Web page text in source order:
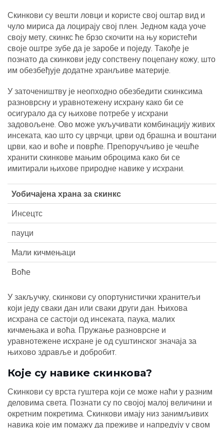
Скинкови су вешти ловци и користе свој оштар вид и
чуло мириса да лоцирају свој плен. Једном када уоче
своју мету, скинкс ће брзо скочити на њу користећи
своје оштре зубе да је заробе и поједу. Такође је
познато да скинкови једу сопствену поцепану кожу, што
им обезбеђује додатне хранљиве материје.
У заточеништву је неопходно обезбедити скинксима
разноврсну и уравнотежену исхрану како би се
осигурало да су њихове потребе у исхрани
задовољене. Ово може укључивати комбинацију живих
инсеката, као што су цврчци, црви од брашна и воштани
црви, као и воће и поврће. Препоручљиво је чешће
хранити скинкове мањим оброцима како би се
имитирали њихове природне навике у исхрани.
Уобичајена храна за скинкс
Инсецтс
пауци
Мали кичмењаци
Воће
У закључку, скинкови су опортунистички хранитељи
који једу сваки дан или сваки други дан. Њихова
исхрана се састоји од инсеката, паука, малих
кичмењака и воћа. Пружање разноврсне и
уравнотежене исхране је од суштинског значаја за
њихово здравље и добробит.
Које су навике скинкова?
Скинкови су врста гуштера који се може наћи у разним
деловима света. Познати су по својој малој величини и
окретним покретима. Скинкови имају низ занимљивих
навика које им помажу да преживе и напредују у свом